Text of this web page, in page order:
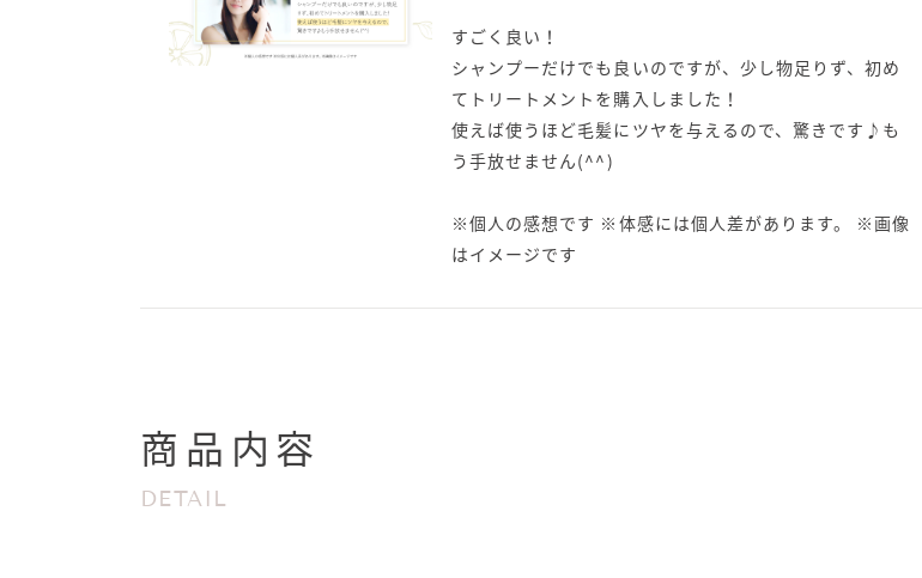
すごく良い！
シャンプーだけでも良いのですが、少し物足りず、初め
てトリートメントを購入しました！
使えば使うほど毛髪にツヤを与えるので、驚きです♪も
う手放せません(^^)
※個人の感想です ※体感には個人差があります。 ※画像
はイメージです
商品内容
DETAIL